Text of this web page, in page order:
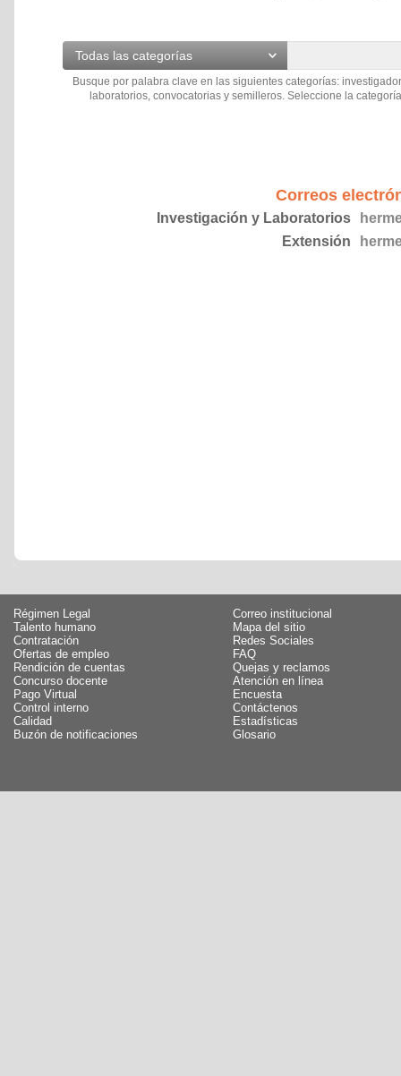
Todas las categorías
Busque por palabra clave en las siguientes categorías:
laboratorios, convocatorias y semilleros. Seleccione la
Correos
Investigación y Laboratorios
Extensión
Régimen Legal
Talento humano
Contratación
Ofertas de empleo
Rendición de cuentas
Concurso docente
Pago Virtual
Control interno
Calidad
Buzón de notificaciones
Correo institucional
Mapa del sitio
Redes Sociales
FAQ
Quejas y reclamos
Atención en línea
Encuesta
Contáctenos
Estadísticas
Glosario